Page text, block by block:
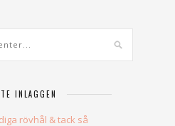
INLÄGGEN
rövhål & tack så